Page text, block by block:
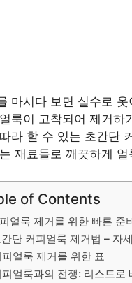
마시다 보면 실수로
룩이 고착되어 제거하
라 할 수 있는 초간단
재료들로 깨끗하게
of Contents
얼룩 제거를 위한 빠른 준
단 커피얼룩 제거법 – 자
피얼룩 제거를 위한 표
피얼룩과의 전쟁: 리스트로